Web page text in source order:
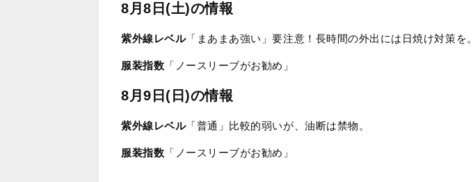
8月8日(土)の情報
紫外線レベル「まあまあ強い」要注意！長時間の外出には日焼け対策を。
服装指数 「ノースリーブがお勧め」
8月9日(日)の情報
紫外線レベル「普通」比較的弱いが、油断は禁物。
服装指数 「ノースリーブがお勧め」